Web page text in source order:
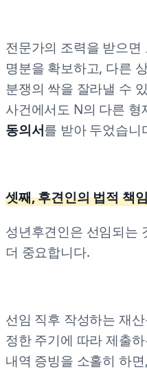
전문가의 조력을 받으면
명분을 확보하고, 다른
분쟁의 싹을 잘라낼 수
사건에서도 N의 다른
동의서를 받아 두었습니
셋째, 후견인의 법적 책
성년후견인은 선임되는
더 중요합니다.
선임 직후 작성하는 재
정한 주기에 따라 제출
내역 증빙을 소홀히 하